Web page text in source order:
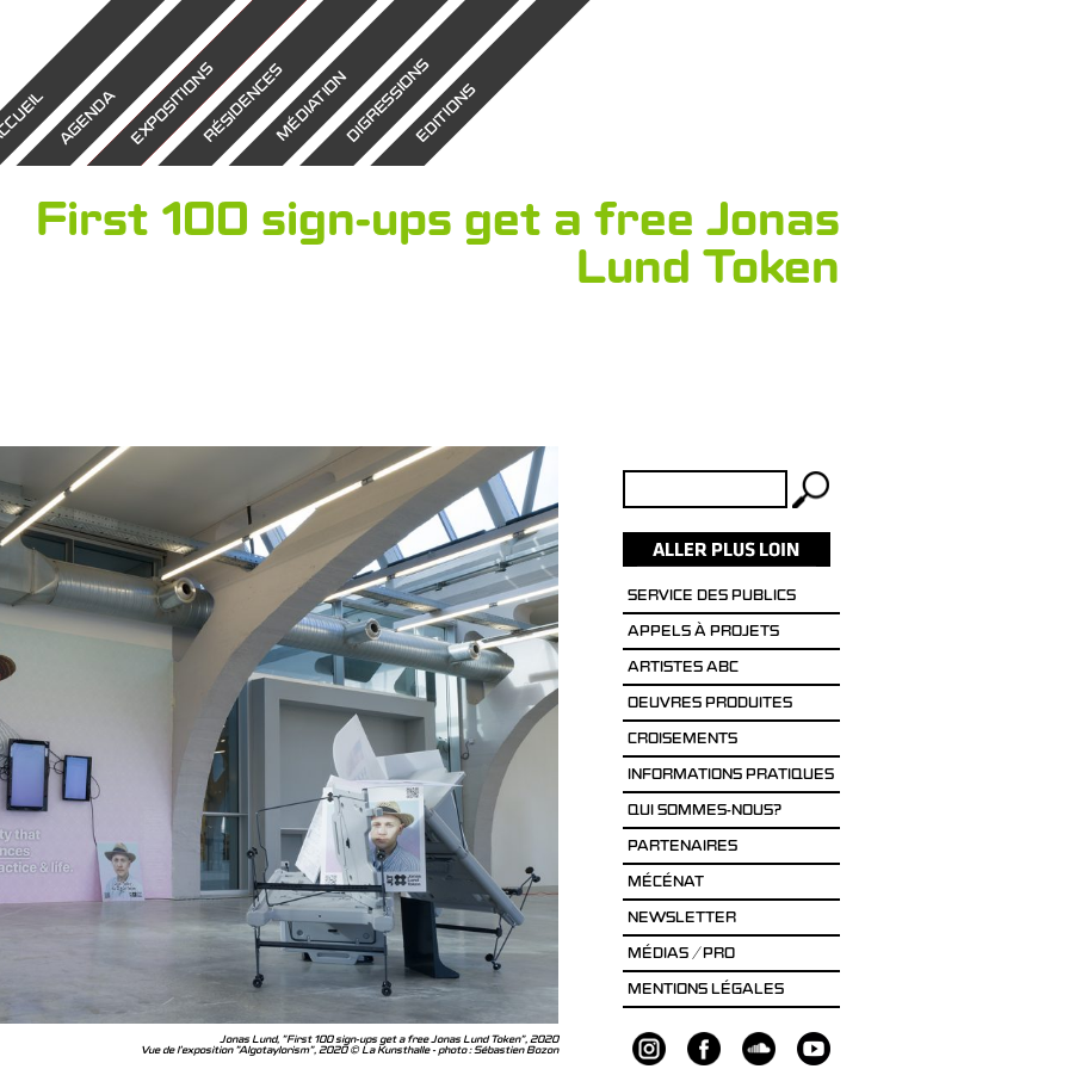
AGENDAEXPOSITIONSRÉSIDENCESMÉDIATIONDIGRESSIONSEDITIONS
First 100 sign-ups get a free Jonas
Lund Token
Jonas Lund, "First 100 sign-ups get a free Jonas Lund Token", 2020
Vue de l'exposition "Algotaylorism", 2020 © La Kunsthalle - photo : Sébastien Bozon
SERVICE DES PUBLICS
APPELS À PROJETS
ARTISTES ABC
OEUVRES PRODUITES
CROISEMENTS
INFORMATIONS PRATIQUES
QUI SOMMES-NOUS?
PARTENAIRES
MÉCÉNAT
NEWSLETTER
MÉDIAS / PRO
MENTIONS LÉGALES